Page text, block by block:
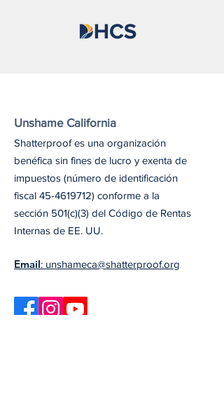
Unshame California
Shatterproof es una organización
benéfica sin fines de lucro y exenta de
impuestos (número de identificación
fiscal 45-4619712) conforme a la
sección 501(c)(3) del Código de Rentas
Internas de EE. UU.
Email: unshameca@shatterproof.org